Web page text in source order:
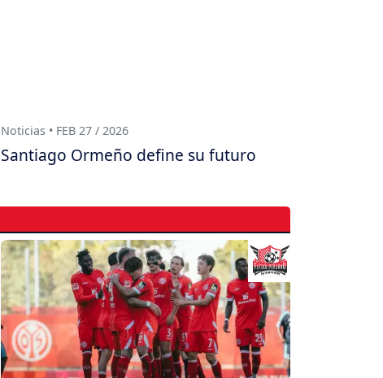
Noticias • FEB 27 / 2026
Santiago Ormeño define su futuro